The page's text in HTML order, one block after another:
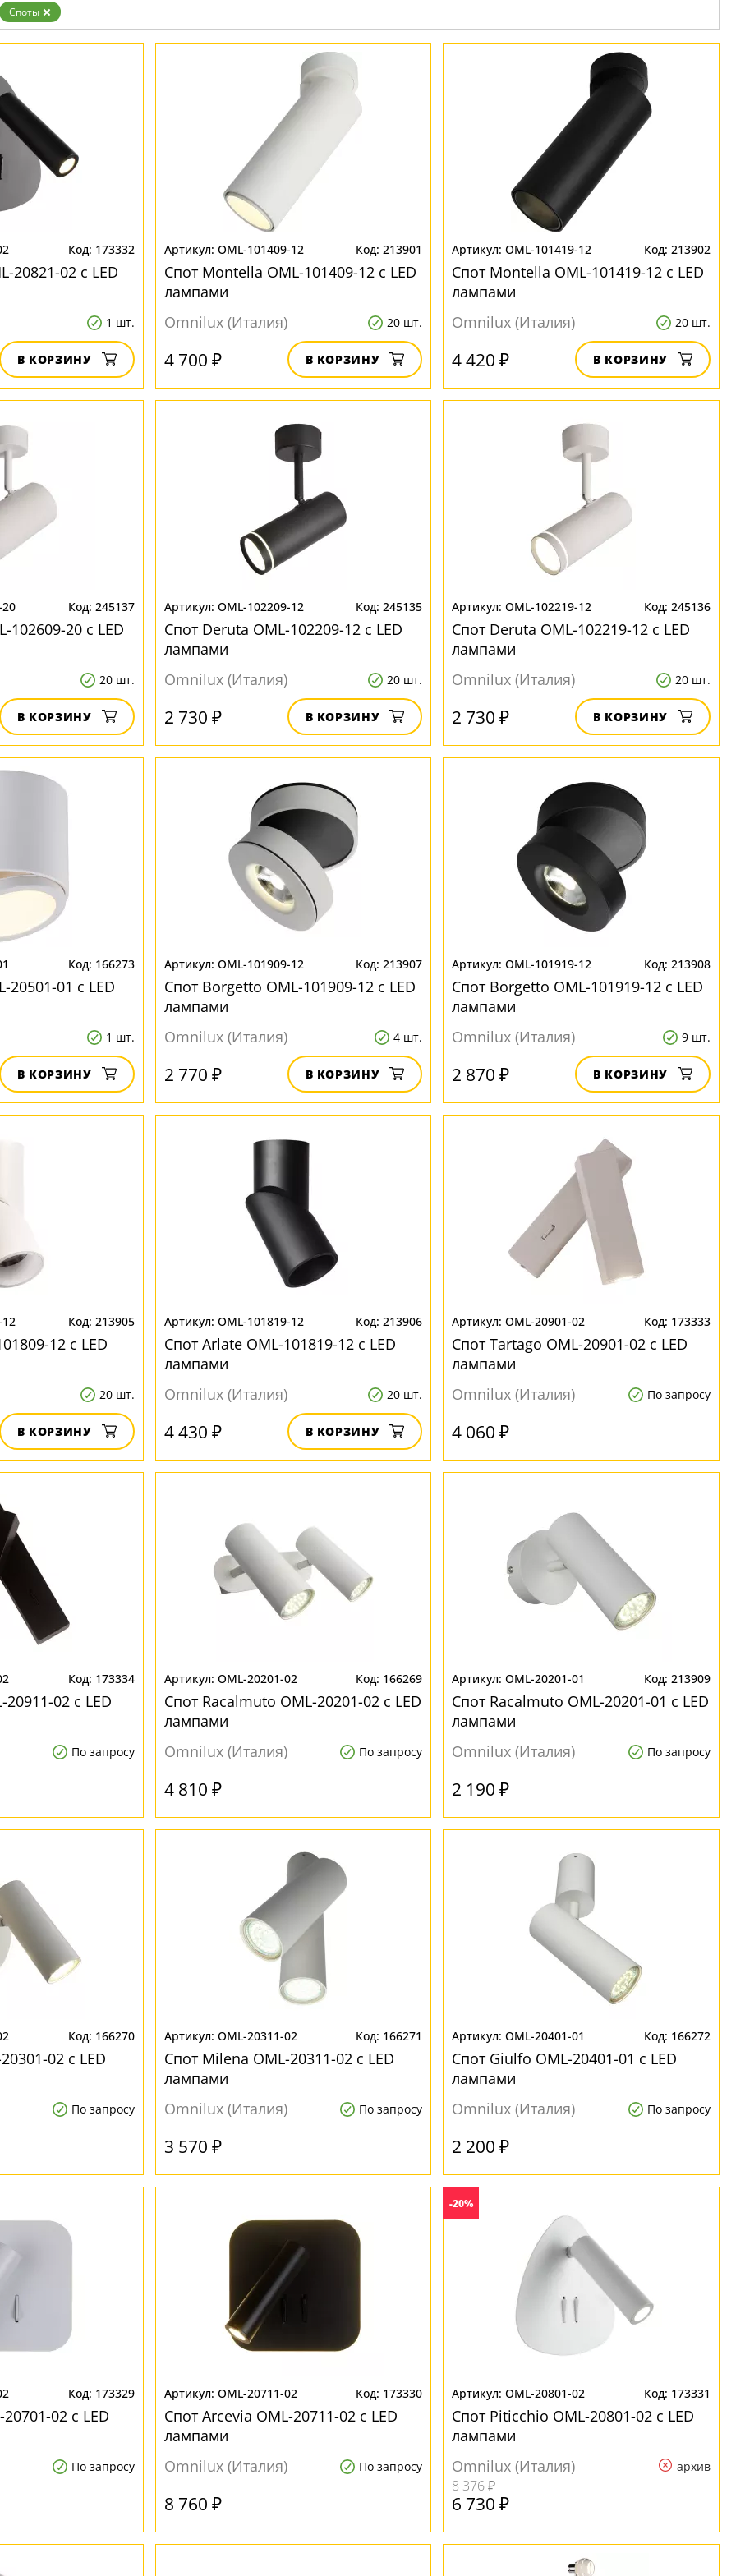
Золото
Прозрачные
Хром
Споты
173332
20821-02 с LED
1 шт.
В КОРЗИНУ
OML-101409-12 213901
Спот Montella OML-101409-12 с LED
лампами
Omnilux (Италия)
20 шт.
4 700 ₽ В КОРЗИНУ
OML-101419-12 213902
Спот Montella OML-101419-12 с LED
лампами
Omnilux (Италия)
20 шт.
4 420 ₽ В КОРЗИНУ
245137
102609-20 с LED
20 шт.
В КОРЗИНУ
OML-102209-12 245135
Спот Deruta OML-102209-12 с LED
лампами
Omnilux (Италия)
20 шт.
2 730 ₽ В КОРЗИНУ
OML-102219-12 245136
Спот Deruta OML-102219-12 с LED
лампами
Omnilux (Италия)
20 шт.
2 730 ₽ В КОРЗИНУ
166273
20501-01 с LED
1 шт.
В КОРЗИНУ
OML-101909-12 213907
Спот Borgetto OML-101909-12 с LED
лампами
Omnilux (Италия)
4 шт.
2 770 ₽ В КОРЗИНУ
OML-101919-12 213908
Спот Borgetto OML-101919-12 с LED
лампами
Omnilux (Италия)
9 шт.
2 870 ₽ В КОРЗИНУ
213905
12 с LED
20 шт.
В КОРЗИНУ
OML-101819-12 213906
Спот Arlate OML-101819-12 с LED
лампами
Omnilux (Италия)
20 шт.
4 430 ₽ В КОРЗИНУ
OML-20901-02 173333
Спот Tartago OML-20901-02 с LED
лампами
Omnilux (Италия)
По запросу
4 060 ₽
173334
02 с LED
По запросу
OML-20201-02 166269
Спот Racalmuto OML-20201-02 с LED
лампами
Omnilux (Италия)
По запросу
4 810 ₽
OML-20201-01 213909
Спот Racalmuto OML-20201-01 с LED
лампами
Omnilux (Италия)
По запросу
2 190 ₽
166270
02 с LED
По запросу
OML-20311-02 166271
Спот Milena OML-20311-02 с LED
лампами
Omnilux (Италия)
По запросу
3 570 ₽
OML-20401-01 166272
Спот Giulfo OML-20401-01 с LED
лампами
Omnilux (Италия)
По запросу
2 200 ₽
173329
02 с LED
По запросу
OML-20711-02 173330
Спот Arcevia OML-20711-02 с LED
лампами
Omnilux (Италия)
По запросу
8 760 ₽
-20%
OML-20801-02 173331
Спот Piticchio OML-20801-02 с LED
лампами
Omnilux (Италия)
архив
8 376 ₽
6 730 ₽